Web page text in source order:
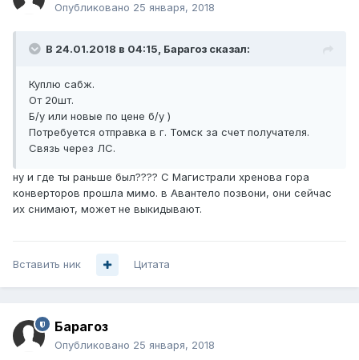
Опубликовано 25 января, 2018
В 24.01.2018 в 04:15, Барагоз сказал:
Куплю сабж.
От 20шт.
Б/у или новые по цене б/у )
Потребуется отправка в г. Томск за счет получателя.
Связь через ЛС.
ну и где ты раньше был???? С Магистрали хренова гора
конверторов прошла мимо. в Авантело позвони, они сейчас
их снимают, может не выкидывают.
Вставить ник Цитата
Барагоз
Опубликовано 25 января, 2018